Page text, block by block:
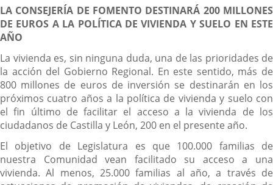
LA CONSEJERÍA DE FOMENTO DESTINARÁ 200 MILLONES
DE EUROS A LA POLÍTICA DE VIVIENDA Y SUELO EN ESTE
AÑO
La vivienda es, sin ninguna duda, una de las prioridades de
la acción del Gobierno Regional. En este sentido, más de
800 millones de euros de inversión se destinarán en los
próximos cuatro años a la política de vivienda y suelo con
el fin último de facilitar el acceso a la vivienda de los
ciudadanos de Castilla y León, 200 en el presente año.
El objetivo de Legislatura es que 100.000 familias de
nuestra Comunidad vean facilitado su acceso a una
vivienda. Al menos, 25.000 familias al año, a través de